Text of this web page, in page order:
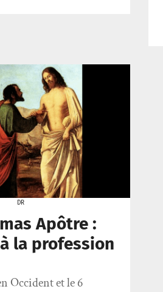
DR
Apôtre :
la profession
Occident et le 6